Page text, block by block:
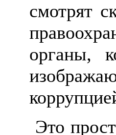
смотрят
органы,
Это